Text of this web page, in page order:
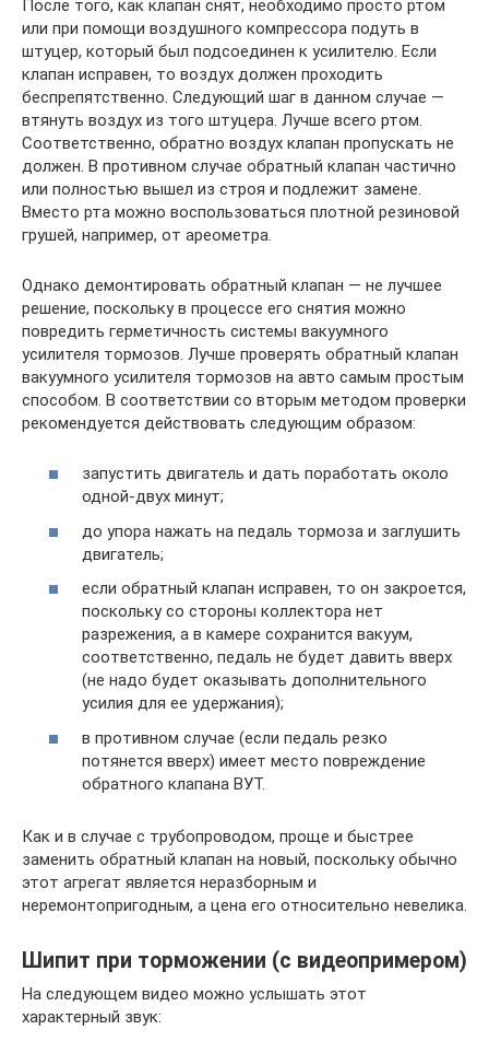
После того, как клапан снят, необходимо просто ртом
или при помощи воздушного компрессора подуть в
штуцер, который был подсоединен к усилителю. Если
клапан исправен, то воздух должен проходить
беспрепятственно. Следующий шаг в данном случае —
втянуть воздух из того штуцера. Лучше всего ртом.
Соответственно, обратно воздух клапан пропускать не
должен. В противном случае обратный клапан частично
или полностью вышел из строя и подлежит замене.
Вместо рта можно воспользоваться плотной резиновой
грушей, например, от ареометра.
Однако демонтировать обратный клапан — не лучшее
решение, поскольку в процессе его снятия можно
повредить герметичность системы вакуумного
усилителя тормозов. Лучше проверять обратный клапан
вакуумного усилителя тормозов на авто самым простым
способом. В соответствии со вторым методом проверки
рекомендуется действовать следующим образом:
запустить двигатель и дать поработать около
одной-двух минут;
до упора нажать на педаль тормоза и заглушить
двигатель;
если обратный клапан исправен, то он закроется,
поскольку со стороны коллектора нет
разрежения, а в камере сохранится вакуум,
соответственно, педаль не будет давить вверх
(не надо будет оказывать дополнительного
усилия для ее удержания);
в противном случае (если педаль резко
потянется вверх) имеет место повреждение
обратного клапана ВУТ.
Как и в случае с трубопроводом, проще и быстрее
заменить обратный клапан на новый, поскольку обычно
этот агрегат является неразборным и
неремонтопригодным, а цена его относительно невелика.
Шипит при торможении (с видеопримером)
На следующем видео можно услышать этот
характерный звук: